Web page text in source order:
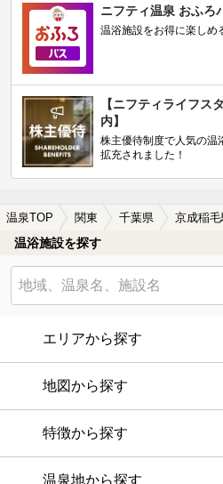
ニフティ温泉 おふろ
温浴施設をお得に楽しめ
【ニフティライフス
内】
株主優待制度で人気の温
拡充されました！
温泉TOP 関東 千葉県 京成稲毛
温浴施設を探す
エリアから探す
地図から探す
特徴から探す
温泉地から探す